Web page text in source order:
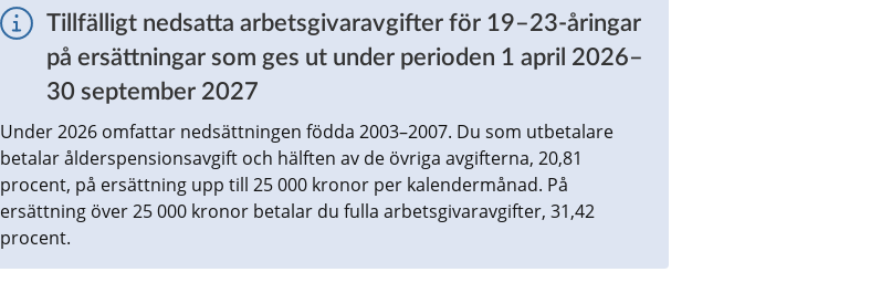
Tillfälligt nedsatta arbetsgivaravgifter för 19–23-åringar
på ersättningar som ges ut under perioden 1 april 2026–
30 september 2027
Under 2026 omfattar nedsättningen födda 2003–2007. Du som utbetalare
betalar ålderspensionsavgift och hälften av de övriga avgifterna, 20,81
procent, på ersättning upp till 25 000 kronor per kalendermånad. På
ersättning över 25 000 kronor betalar du fulla arbetsgivaravgifter, 31,42
procent.